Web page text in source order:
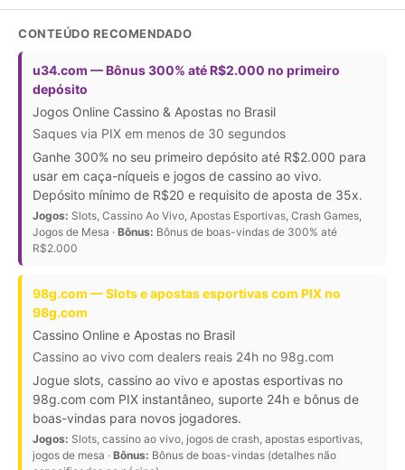
CONTEÚDO RECOMENDADO
u34.com — Bônus 300% até R$2.000 no primeiro
depósito
Jogos Online Cassino & Apostas no Brasil
Saques via PIX em menos de 30 segundos
Ganhe 300% no seu primeiro depósito até R$2.000 para
usar em caça-níqueis e jogos de cassino ao vivo.
Depósito mínimo de R$20 e requisito de aposta de 35x.
Jogos: Slots, Cassino Ao Vivo, Apostas Esportivas, Crash Games,
Jogos de Mesa · Bônus: Bônus de boas-vindas de 300% até
R$2.000
98g.com — Slots e apostas esportivas com PIX no
98g.com
Cassino Online e Apostas no Brasil
Cassino ao vivo com dealers reais 24h no 98g.com
Jogue slots, cassino ao vivo e apostas esportivas no
98g.com com PIX instantâneo, suporte 24h e bônus de
boas-vindas para novos jogadores.
Jogos: Slots, cassino ao vivo, jogos de crash, apostas esportivas,
jogos de mesa · Bônus: Bônus de boas-vindas (detalhes não